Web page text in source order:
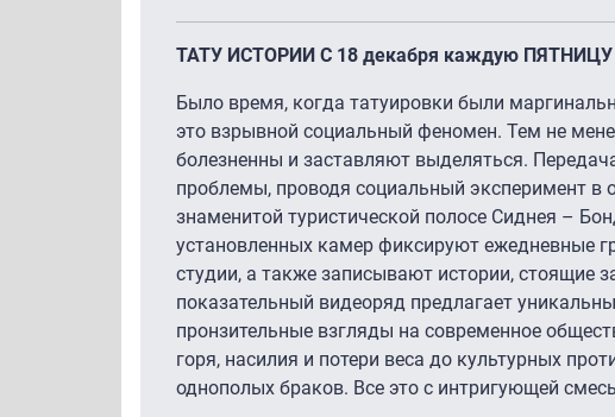
ТАТУ ИСТОРИИ С 18 декабря каждую ПЯТНИЦУ
Было время, когда татуировки были
это взрывной социальный феномен. Тем не
болезненны и заставляют выделяться.
проблемы, проводя социальный эксперимент в
знаменитой туристической полосе Сиднея –
установленных камер фиксируют ежедневные
студии, а также записывают истории, стоящие
показательный видеоряд предлагает
пронзительные взгляды на современное
горя, насилия и потери веса до культурных
однополых браков. Все это с интригующей